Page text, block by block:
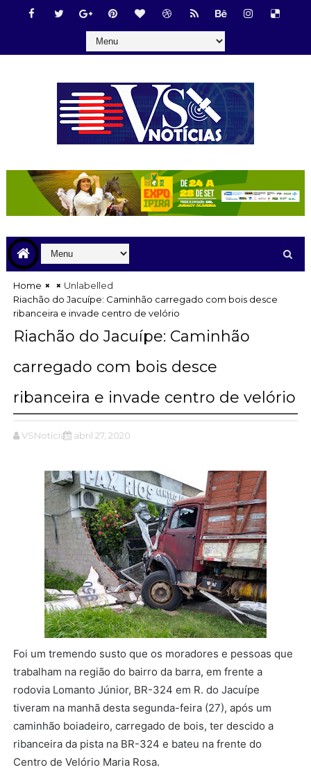
Home
Unlabelled
Riachão do Jacuípe: Caminhão carregado com bois desce
ribanceira e invade centro de velório
Riachão do Jacuípe: Caminhão
carregado com bois desce
ribanceira e invade centro de velório
VSNotícias abril 27, 2020
Foi um tremendo susto que os moradores e pessoas que
trabalham na região do bairro da barra, em frente a
rodovia Lomanto Júnior, BR-324 em R. do Jacuípe
tiveram na manhã desta segunda-feira (27), após um
caminhão boiadeiro, carregado de bois, ter descido a
ribanceira da pista na BR-324 e bateu na frente do
Centro de Velório Maria Rosa.